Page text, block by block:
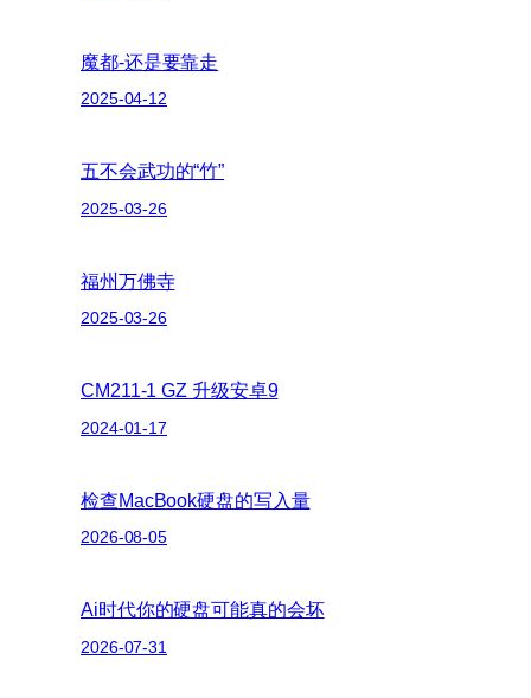
魔都-还是要靠走
2025-04-12
五不会武功的“竹”
2025-03-26
福州万佛寺
2025-03-26
CM211-1 GZ 升级安卓9
2024-01-17
检查MacBook硬盘的写入量
2026-08-05
Ai时代你的硬盘可能真的会坏
2026-07-31